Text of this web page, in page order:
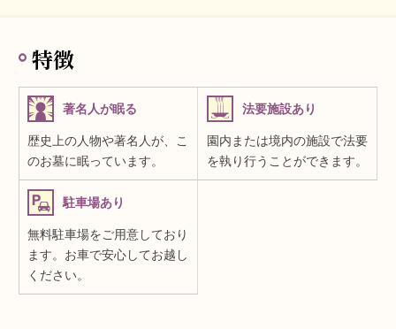
特徴
著名人が眠る
歴史上の人物や著名人が、こ
のお墓に眠っています。
法要施設あり
園内または境内の施設で法要
を執り行うことができます。
駐車場あり
無料駐車場をご用意しており
ます。お車で安心してお越し
ください。